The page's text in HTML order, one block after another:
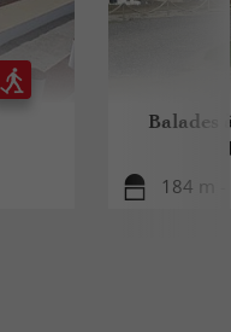
Balades
184 m -